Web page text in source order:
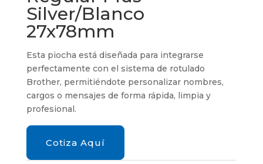
Silver/Blanco
27x78mm
Esta piocha está diseñada para integrarse
perfectamente con el sistema de rotulado
Brother, permitiéndote personalizar nombres,
cargos o mensajes de forma rápida, limpia y
profesional.
Cotiza Aquí